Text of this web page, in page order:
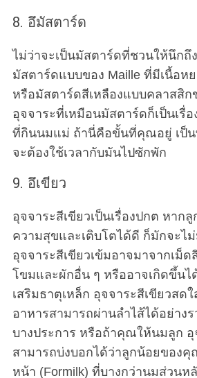
8. อึมัสตาร์ด
ไม่ว่าจะเป็นมัสตาร์ดที่ชวนให้นึกถึ
มัสตาร์ดแบบของ Maille ที่มีเนื้อห
หรือมัสตาร์ดสีเหลืองแบบคลาสสิก
อุจจาระที่เหมือนมัสตาร์ดก็เป็นเรื่
ที่กินนมแม่ ถ้านี่คือขั้นที่คุณอยู่ เป็น
จะต้องใช้เวลากับมันไปซักพัก
9. อึเขียว
อุจจาระสีเขียวเป็นเรื่องปกต หา
ความสุขและเติบโตได้ดี ก็มักจะไ
อุจจาระสีเขียวเข้มอาจมาจากเม็
โขมและผักอื่น ๆ หรืออาจเกิดขึ้นไ
เสริมธาตุเหล็ก อุจจาระสีเขียวสด
อาหารสามารถผ่านลำไส้ได้อย่างร
บางประการ หรือถ้าคุณให้นมลูก อุ
สามารถบ่งบอกได้ว่าลูกน้อยของ
หน้า (Formilk) ที่บางกว่านมส่วนห